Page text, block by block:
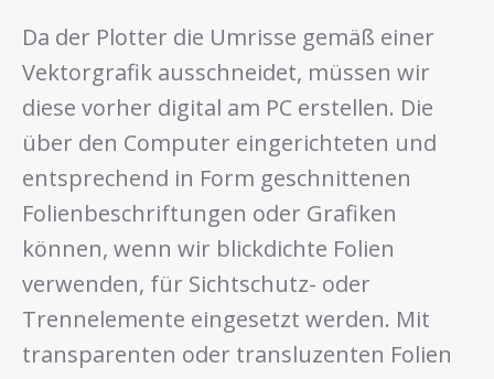
Da der Plotter die Umrisse gemäß einer
Vektorgrafik ausschneidet, müssen wir
diese vorher digital am PC erstellen. Die
über den Computer eingerichteten und
entsprechend in Form geschnittenen
Folienbeschriftungen oder Grafiken
können, wenn wir blickdichte Folien
verwenden, für Sichtschutz- oder
Trennelemente eingesetzt werden. Mit
transparenten oder transluzenten Folien